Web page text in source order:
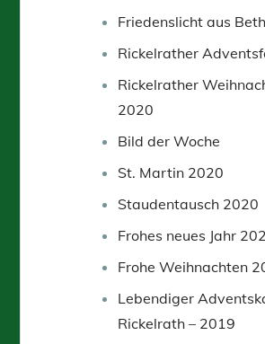
Friedenslicht aus
Rickelrather
Rickelrather
2020
Bild der Woche
St. Martin 2020
Staudentausch 2020
Frohes neues Jahr
Frohe Weihnachten
Lebendiger
Rickelrath – 2019